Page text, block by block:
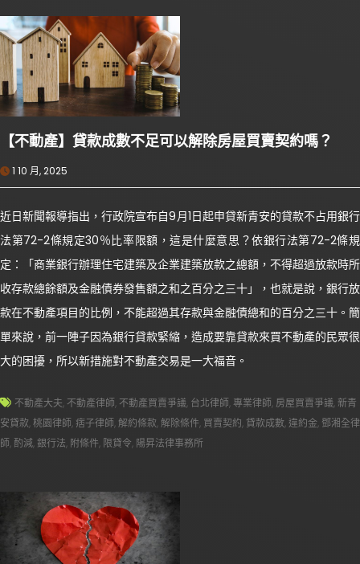
【不動產】貸款成數不足可以解除房屋買賣契約嗎？
1 10 月, 2025
近日新聞報導指出，行政院宣布自9月1日起申貸新青安的貸款不占用銀行
法第72-2條規定30％比率限額，這是什麼意思？依銀行法第72-2條規
定：「商業銀行辦理住宅建築及企業建築放款之總額，不得超過放款時所
收存款總餘額及金融債券發售額之和之百分之三十」，也就是說，銀行放
款在不動產項目的比例，不能超過其存款與金融債總和的百分之三十。簡
單來說，前一陣子因為銀行貸款緊縮，造成要靠貸款來買不動產的民眾很
大的困擾，所以新措施對不動產交易是一大福音。
不動產大夫, 不動產律師, 不動產買賣爭議, 台北律師, 專業律師, 房屋買賣爭議,新青
安貸款,桃園律師, 痞子律師, 解約條款, 解除條件, 買賣契約, 貸款成數,違約金, 鄧湘全律
師, 酌減, 銀行法, 附條件, 限貸令, 陽昇法律事務所